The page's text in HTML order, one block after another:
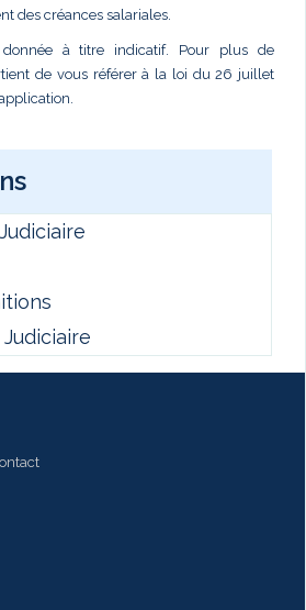
des créances salariales.
à titre indicatif. Pour plus de
de vous référer à la loi du 26 juillet